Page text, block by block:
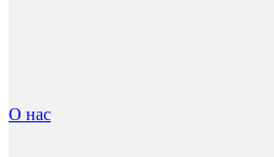
О нас